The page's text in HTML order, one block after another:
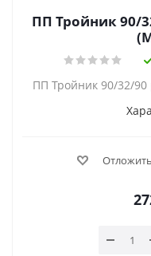
ПП Тройник 90/
ПП Тройник 90/32/90
Отложить